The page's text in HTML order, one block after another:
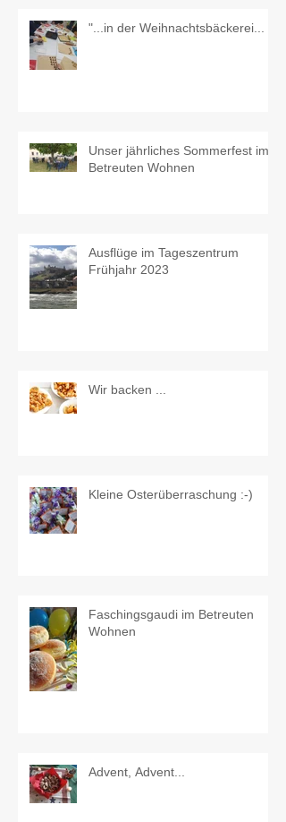
"...in der Weihnachtsbäckerei...
Unser jährliches Sommerfest im
Betreuten Wohnen
Ausflüge im Tageszentrum
Frühjahr 2023
Wir backen ...
Kleine Osterüberraschung :-)
Faschingsgaudi im Betreuten
Wohnen
Advent, Advent...